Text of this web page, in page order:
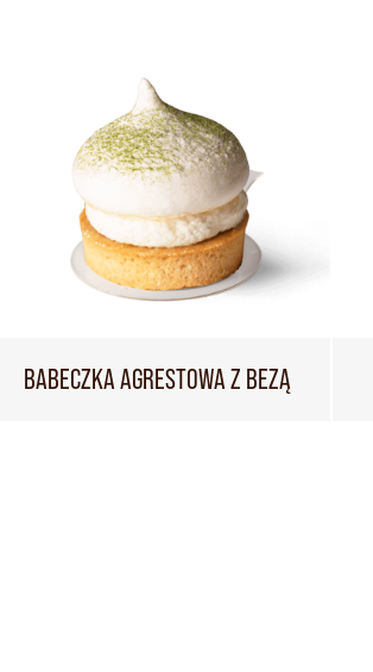
BABECZKA AGRESTOWA Z BEZĄ